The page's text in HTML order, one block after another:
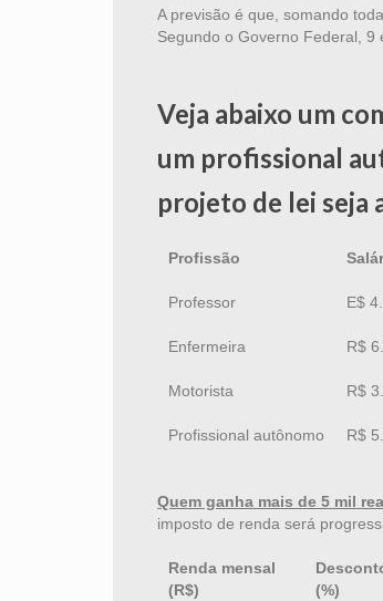
A previsão é que, somando
Segundo o Governo Federal,
Veja abaixo um
um profissional
projeto de lei seja
Profissão
Professor E$
Enfermeira R$
Motorista R$
Profissional autônomo R$
Quem ganha mais de 5 mil
imposto de renda será
Renda mensal
(R$)
(%)